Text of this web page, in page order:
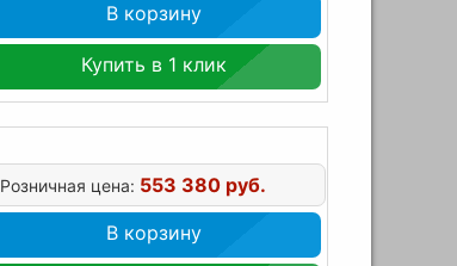
В корзину
Купить в 1 клик
Розничная цена: 553 380 руб.
В корзину